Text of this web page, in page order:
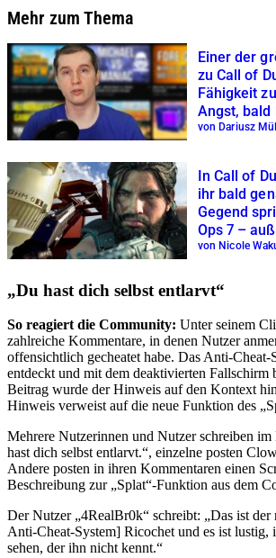
Mehr zum Thema
Einer der
zu Call of
Fähigkeit
Angst, bald
mehr
von Dariusz
In Call of
ihr bald
Gegend
Ops 7 –
von Nicole
„Du hast dich selbst entlarvt“
So reagiert die Community: Unter seinem
zahlreiche Kommentare, in denen Nutzer
offensichtlich gecheatet habe. Das Anti-Cheat-
entdeckt und mit dem deaktivierten Fallschirm
Beitrag wurde der Hinweis auf den Kontext
Hinweis verweist auf die neue Funktion des
Mehrere Nutzerinnen und Nutzer schreiben
hast dich selbst entlarvt.“, einzelne posten
Andere posten in ihren Kommentaren einen
Beschreibung zur „Splat“-Funktion aus dem
Der Nutzer „4RealBr0k“ schreibt: „Das ist
Anti-Cheat-System] Ricochet und es ist lustig,
sehen, der ihn nicht kennt.“